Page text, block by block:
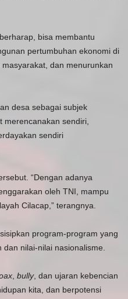
bisa membantu
pertumbuhan ekonomi di
dan menurunkan
desa sebagai subjek
sendiri,
sendiri
“Dengan adanya
oleh TNI, mampu
Cilacap,” terangnya.
program-program yang
nilai-nilai nasionalisme.
bully, dan ujaran kebencian
kita, dan berpotensi